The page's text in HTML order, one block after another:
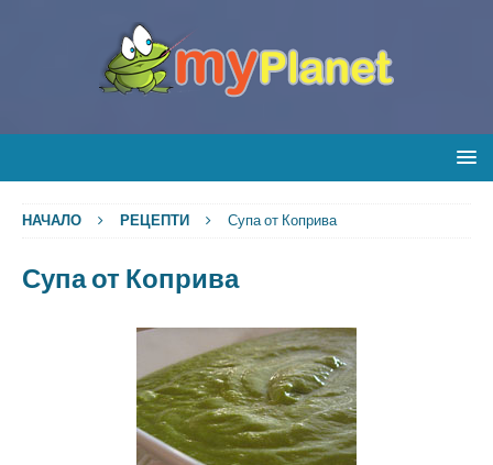
НАЧАЛО РЕЦЕПТИ Супа от Коприва
Супа от Коприва